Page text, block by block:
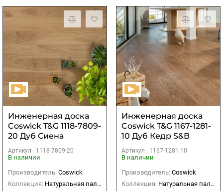
Инженерная доска
Coswick T&G 1118-7809-
20 Дуб Сиена
рустикальная
Артикул - 1118-7809-20
В наличии
Производитель: Coswick
Коллекция: Натуральная палитра
Инженерная доска
Coswick T&G 1167-1281-
10 Дуб Кедр S&B
Артикул - 1167-1281-10
В наличии
Производитель: Coswick
Коллекция: Натуральная палитра